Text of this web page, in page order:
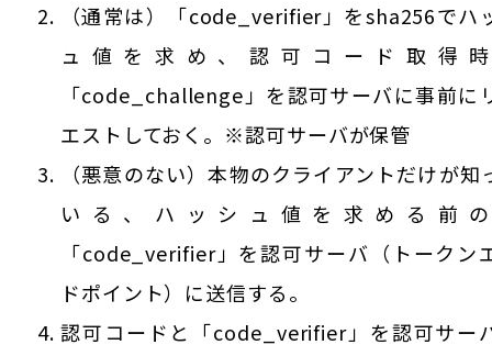
（通常は）「code_verifier」をsha256でハ
ュ値を求め、認可コード取得
「code_challenge」を認可サーバに事前に
エストしておく。※認可サーバが保管
（悪意のない）本物のクライアントだけが知
いる、ハッシュ値を求める前
「code_verifier」を認可サーバ（トークン
ドポイント）に送信する。
認可コードと「code_verifier」を認可サー